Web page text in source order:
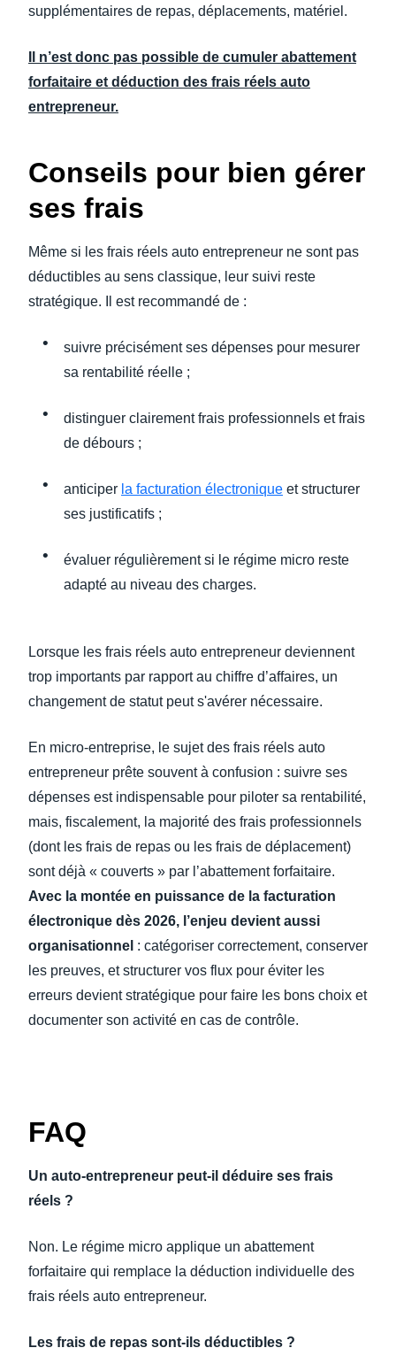
supplémentaires de repas, déplacements, matériel.
Il n’est donc pas possible de cumuler abattement
forfaitaire et déduction des frais réels auto
entrepreneur.
Conseils pour bien gérer
ses frais
Même si les frais réels auto entrepreneur ne sont pas
déductibles au sens classique, leur suivi reste
stratégique. Il est recommandé de :
suivre précisément ses dépenses pour mesurer
sa rentabilité réelle ;
distinguer clairement frais professionnels et frais
de débours ;
anticiper la facturation électronique et structurer
ses justificatifs ;
évaluer régulièrement si le régime micro reste
adapté au niveau des charges.
Lorsque les frais réels auto entrepreneur deviennent
trop importants par rapport au chiffre d’affaires, un
changement de statut peut s'avérer nécessaire.
En micro-entreprise, le sujet des frais réels auto
entrepreneur prête souvent à confusion : suivre ses
dépenses est indispensable pour piloter sa rentabilité,
mais, fiscalement, la majorité des frais professionnels
(dont les frais de repas ou les frais de déplacement)
sont déjà « couverts » par l’abattement forfaitaire.
Avec la montée en puissance de la facturation
électronique dès 2026, l’enjeu devient aussi
organisationnel : catégoriser correctement, conserver
les preuves, et structurer vos flux pour éviter les
erreurs devient stratégique pour faire les bons choix et
documenter son activité en cas de contrôle.
FAQ
Un auto-entrepreneur peut-il déduire ses frais
réels ?
Non. Le régime micro applique un abattement
forfaitaire qui remplace la déduction individuelle des
frais réels auto entrepreneur.
Les frais de repas sont-ils déductibles ?